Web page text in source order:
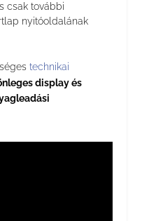
csak további
nyitóoldalának
technikai
display és